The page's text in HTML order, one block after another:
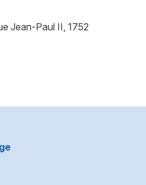
Jean-Paul II, 1752